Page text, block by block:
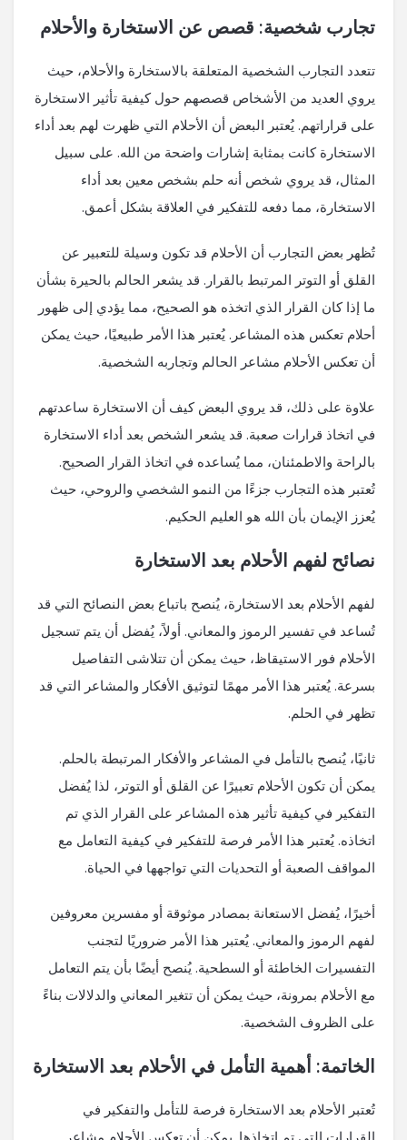
تجارب شخصية: قصص عن الاستخارة والأحلام
تتعدد التجارب الشخصية المتعلقة بالاستخارة والأحلام، حيث
يروي العديد من الأشخاص قصصهم حول كيفية تأثير الاستخارة
على قراراتهم. يُعتبر البعض أن الأحلام التي ظهرت لهم بعد أداء
الاستخارة كانت بمثابة إشارات واضحة من الله. على سبيل
المثال، قد يروي شخص أنه حلم بشخص معين بعد أداء
الاستخارة، مما دفعه للتفكير في العلاقة بشكل أعمق.
تُظهر بعض التجارب أن الأحلام قد تكون وسيلة للتعبير عن
القلق أو التوتر المرتبط بالقرار. قد يشعر الحالم بالحيرة بشأن
ما إذا كان القرار الذي اتخذه هو الصحيح، مما يؤدي إلى ظهور
أحلام تعكس هذه المشاعر. يُعتبر هذا الأمر طبيعيًا، حيث يمكن
أن تعكس الأحلام مشاعر الحالم وتجاربه الشخصية.
علاوة على ذلك، قد يروي البعض كيف أن الاستخارة ساعدتهم
في اتخاذ قرارات صعبة. قد يشعر الشخص بعد أداء الاستخارة
بالراحة والاطمئنان، مما يُساعده في اتخاذ القرار الصحيح.
تُعتبر هذه التجارب جزءًا من النمو الشخصي والروحي، حيث
يُعزز الإيمان بأن الله هو العليم الحكيم.
نصائح لفهم الأحلام بعد الاستخارة
لفهم الأحلام بعد الاستخارة، يُنصح باتباع بعض النصائح التي قد
تُساعد في تفسير الرموز والمعاني. أولاً، يُفضل أن يتم تسجيل
الأحلام فور الاستيقاظ، حيث يمكن أن تتلاشى التفاصيل
بسرعة. يُعتبر هذا الأمر مهمًا لتوثيق الأفكار والمشاعر التي قد
تظهر في الحلم.
ثانيًا، يُنصح بالتأمل في المشاعر والأفكار المرتبطة بالحلم.
يمكن أن تكون الأحلام تعبيرًا عن القلق أو التوتر، لذا يُفضل
التفكير في كيفية تأثير هذه المشاعر على القرار الذي تم
اتخاذه. يُعتبر هذا الأمر فرصة للتفكير في كيفية التعامل مع
المواقف الصعبة أو التحديات التي تواجهها في الحياة.
أخيرًا، يُفضل الاستعانة بمصادر موثوقة أو مفسرين معروفين
لفهم الرموز والمعاني. يُعتبر هذا الأمر ضروريًا لتجنب
التفسيرات الخاطئة أو السطحية. يُنصح أيضًا بأن يتم التعامل
مع الأحلام بمرونة، حيث يمكن أن تتغير المعاني والدلالات بناءً
على الظروف الشخصية.
الخاتمة: أهمية التأمل في الأحلام بعد الاستخارة
تُعتبر الأحلام بعد الاستخارة فرصة للتأمل والتفكير في
القرارات التي تم اتخاذها. يمكن أن تعكس الأحلام مشاعر